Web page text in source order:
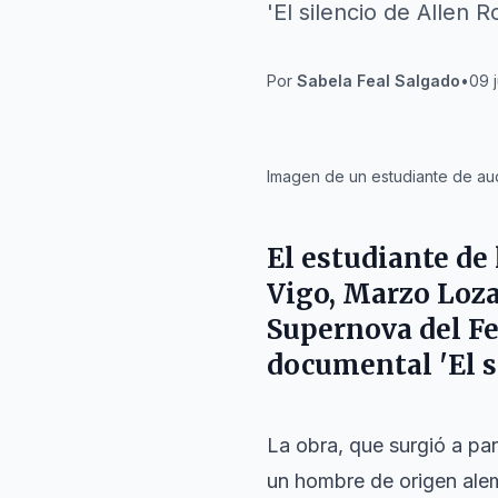
'El silencio de Allen
Por Sabela Feal Salgado•09
Imagen de un estudiante de
El estudiante de
Vigo, Marzo
Supernova del
documental 'El
La obra, que surgió a
un hombre de origen